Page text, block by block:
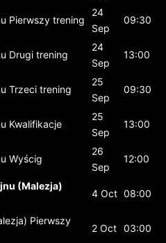
Pierwszy trening
24
Sep
09:30
Drugi trening
24
Sep
13:00
Trzeci trening
25
Sep
09:30
Kwalifikacje
25
Sep
13:00
Wyścig
26
Sep
12:00
(Malezja)
4 Oct 08:00
Pierwszy
2 Oct 03:00